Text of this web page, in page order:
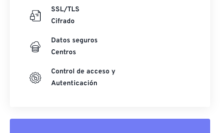
SSL/TLS
Cifrado
Datos seguros
Centros
Control de acceso y
Autenticación